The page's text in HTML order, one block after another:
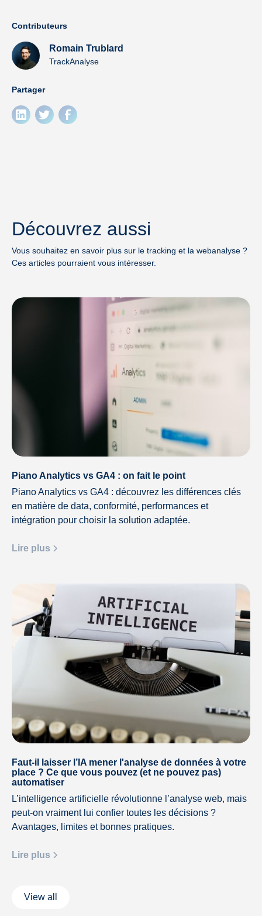
Contributeurs
Romain Trublard
TrackAnalyse
Partager
Découvrez aussi
Vous souhaitez en savoir plus sur le tracking et la webanalyse ?
Ces articles pourraient vous intéresser.
Piano Analytics vs GA4 : on fait le point
Piano Analytics vs GA4 : découvrez les différences clés
en matière de data, conformité, performances et
intégration pour choisir la solution adaptée.
Lire plus
Faut-il laisser l’IA mener l'analyse de données à votre
place ? Ce que vous pouvez (et ne pouvez pas)
automatiser
L’intelligence artificielle révolutionne l’analyse web, mais
peut-on vraiment lui confier toutes les décisions ?
Avantages, limites et bonnes pratiques.
Lire plus
View all